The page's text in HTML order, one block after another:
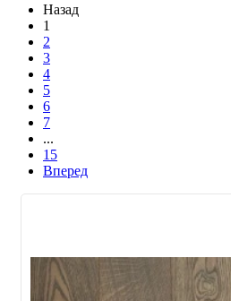
Назад
1
2
3
4
5
6
7
...
15
Вперед